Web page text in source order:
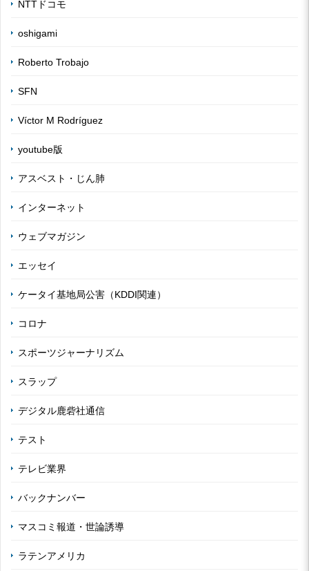
NTTドコモ
oshigami
Roberto Trobajo
SFN
Víctor M Rodríguez
youtube版
アスベスト・じん肺
インターネット
ウェブマガジン
エッセイ
ケータイ基地局公害（KDDI関連）
コロナ
スポーツジャーナリズム
スラップ
デジタル鹿砦社通信
テスト
テレビ業界
バックナンバー
マスコミ報道・世論誘導
ラテンアメリカ